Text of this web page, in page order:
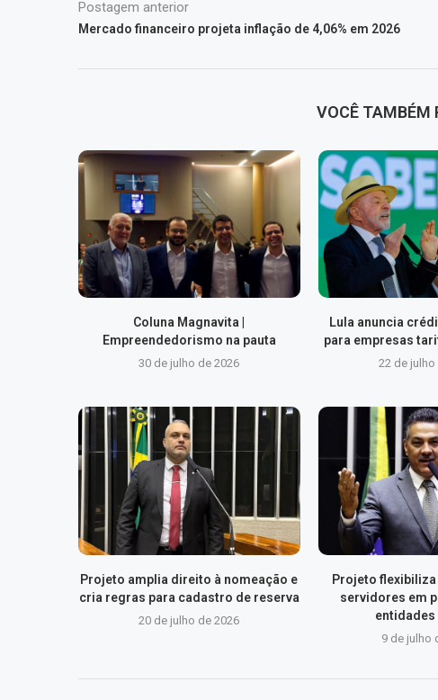
Postagem anterior
Mercado financeiro projeta inflação de 4,06% em 2026
VOCÊ TAMBÉM
Coluna Magnavita |
Empreendedorismo na pauta
30 de julho de 2026
Lula anuncia
para empresas
22 de julho
Projeto amplia direito à nomeação e
cria regras para cadastro de reserva
20 de julho de 2026
Projeto
servidores em
9 de julho